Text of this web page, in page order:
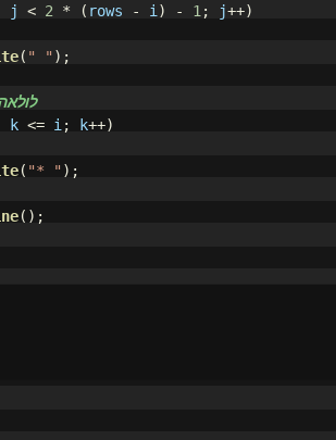
j < 2 * ( rows - i ) - 1 ; j++)
( " " );
//
k <= i ; k++)
( "* ");
();